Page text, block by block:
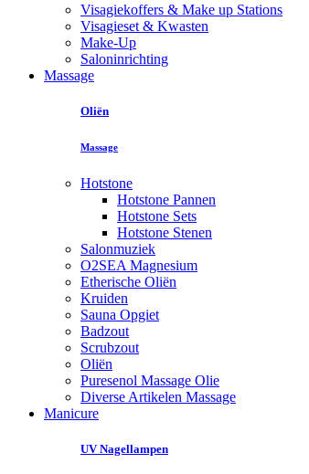
Visagiekoffers & Make up Stations
Visagieset & Kwasten
Make-Up
Saloninrichting
Massage
Oliën
Massage
Hotstone
Hotstone Pannen
Hotstone Sets
Hotstone Stenen
Salonmuziek
O2SEA Magnesium
Etherische Oliën
Kruiden
Sauna Opgiet
Badzout
Scrubzout
Oliën
Puresenol Massage Olie
Diverse Artikelen Massage
Manicure
UV Nagellampen